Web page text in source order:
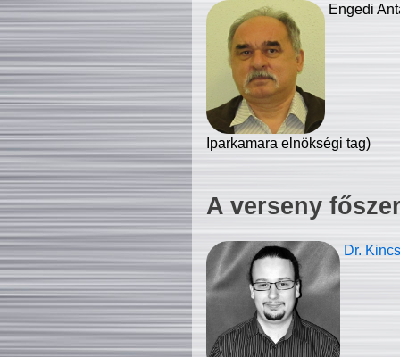
Engedi
Iparkamara elnökségi tag)
A verseny
Dr.